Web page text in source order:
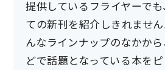
提供しているフライヤーで
ての新刊を紹介しきれませ
んなラインナップのなかか
どで話題となっている本をピ